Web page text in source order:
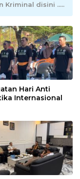
Kriminal disini .....
Hari Anti
Internasional